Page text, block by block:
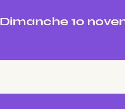
Dimanche 10